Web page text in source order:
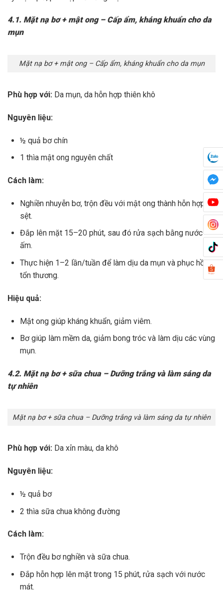
4.1. Mặt nạ bơ + mật ong – Cấp ẩm, kháng khuẩn cho da
mụn
Mặt nạ bơ + mật ong – Cấp ẩm, kháng khuẩn cho da mụn
Phù hợp với: Da mụn, da hỗn hợp thiên khô
Nguyên liệu:
½ quả bơ chín
1 thìa mật ong nguyên chất
Cách làm:
Nghiền nhuyễn bơ, trộn đều với mật ong thành hỗn hợp
sệt.
Đắp lên mặt 15–20 phút, sau đó rửa sạch bằng nước
ấm.
Thực hiện 1–2 lần/tuần để làm dịu da mụn và phục hồi
tổn thương.
Hiệu quả:
Mật ong giúp kháng khuẩn, giảm viêm.
Bơ giúp làm mềm da, giảm bong tróc và làm dịu các vùng
mụn.
4.2. Mặt nạ bơ + sữa chua – Dưỡng trắng và làm sáng da
tự nhiên
Mặt nạ bơ + sữa chua – Dưỡng trắng và làm sáng da tự nhiên
Phù hợp với: Da xỉn màu, da khô
Nguyên liệu:
½ quả bơ
2 thìa sữa chua không đường
Cách làm:
Trộn đều bơ nghiền và sữa chua.
Đắp hỗn hợp lên mặt trong 15 phút, rửa sạch với nước
mát.